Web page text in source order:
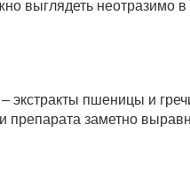
выглядеть неотразимо
пшеницы и
заметно